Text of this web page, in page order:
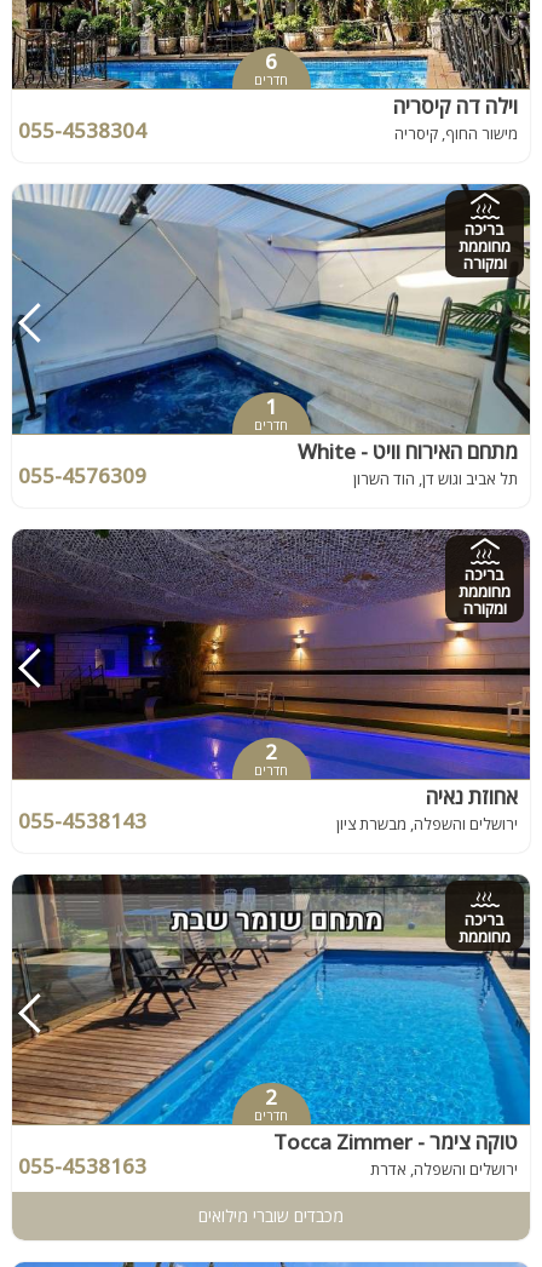
6
חדרים
וילה דה קיסריה
מישור החוף, קיסריה 055-4538304
בריכה
מחוממת
ומקורה
1
חדרים
מתחם האירוח וויט - White
תל אביב וגוש דן, הוד השרון 055-4576309
בריכה
מחוממת
ומקורה
2
חדרים
אחוזת נאיה
ירושלים והשפלה, מבשרת ציון 055-4538143
בריכה
מחוממת
2
חדרים
טוקה צימר - Tocca Zimmer
ירושלים והשפלה, אדרת 055-4538163
מכבדים שוברי מילואים